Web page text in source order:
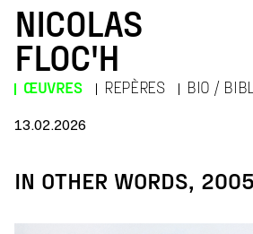
NICOLAS
FLOC'H
ŒUVRES REPÈRES BIO /
13.02.2026
IN OTHER WORDS, 2005